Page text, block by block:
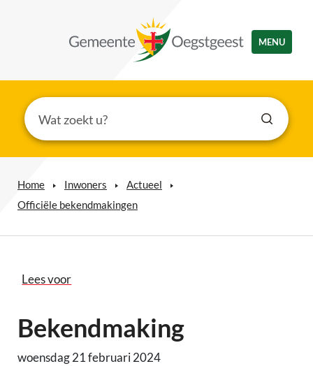
MENU
Home Inwoners
Actueel
Officiële bekendmakingen
Lees voor
Bekendmaking
woensdag 21 februari 2024